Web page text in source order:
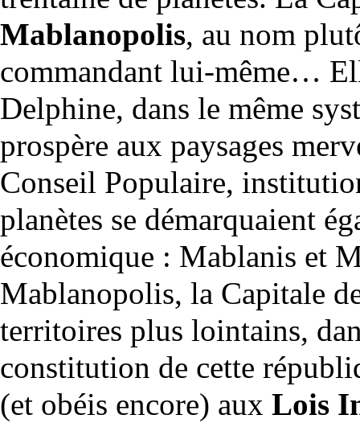
Mablanopolis, au nom
commandant lui-même…
Delphine, dans le même
prospère aux paysages
Conseil Populaire,
planètes se démarquaient
économique : Mablanis et
Mablanopolis, la Capitale
territoires plus lointains,
constitution de cette
(et obéis encore) aux Lois